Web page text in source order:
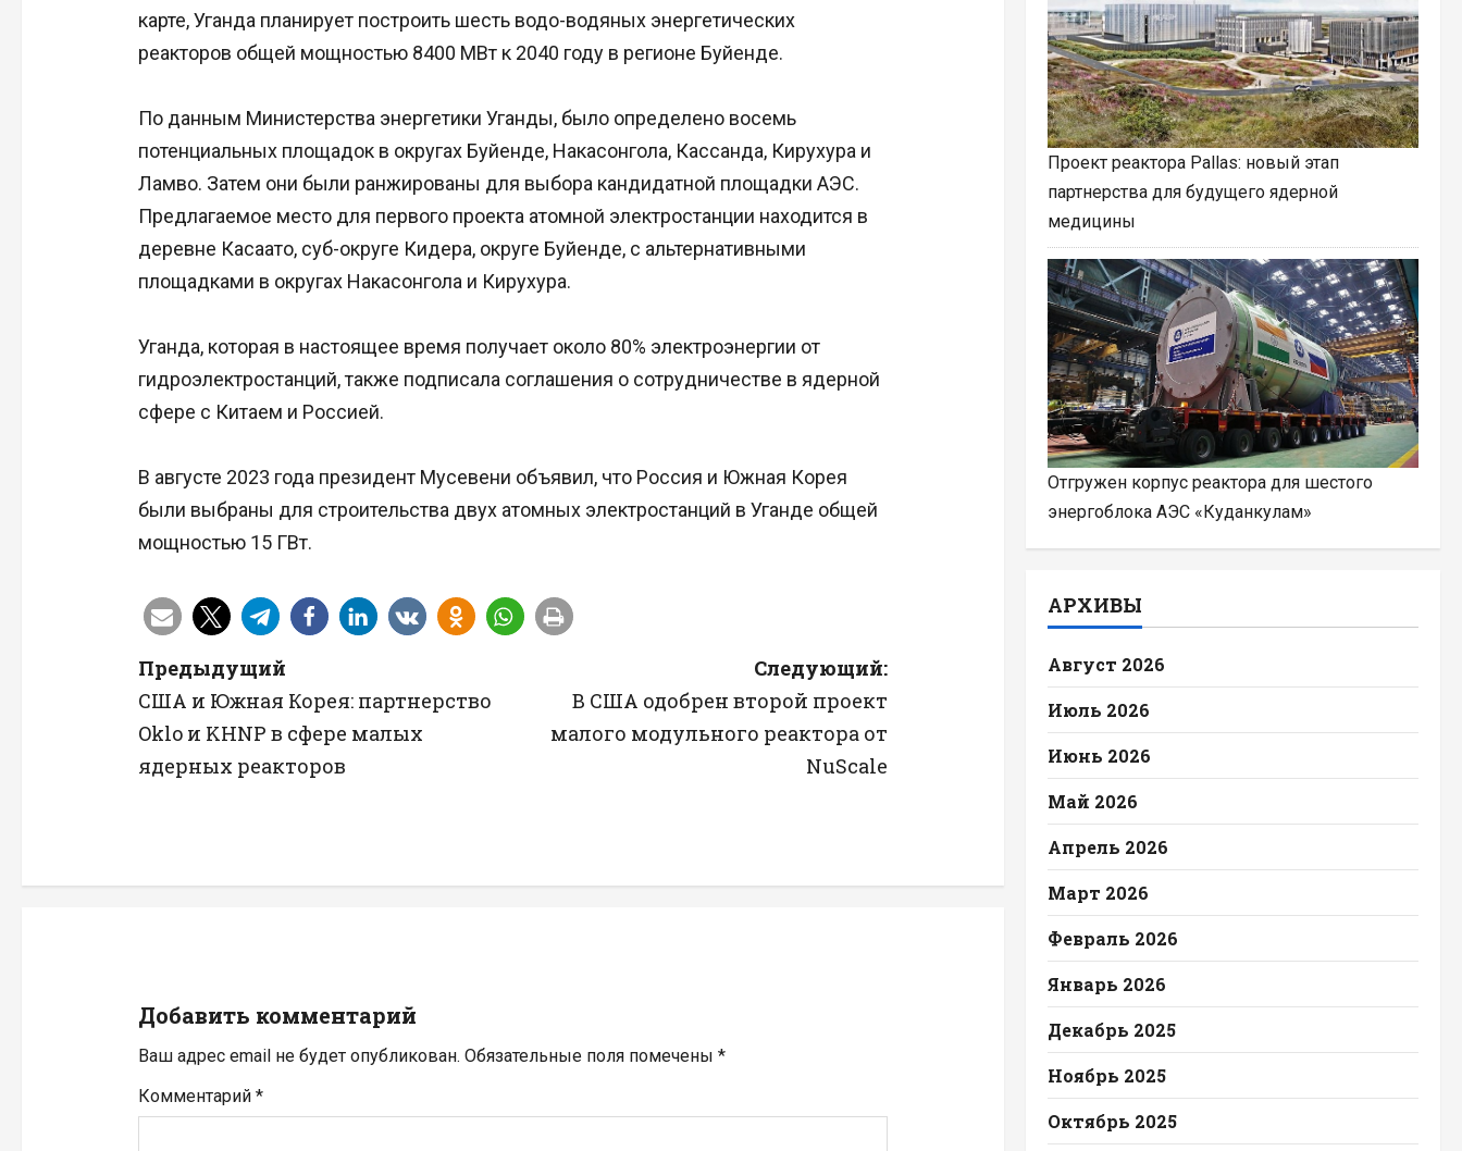
карте, Уганда планирует построить шесть водо-водяных энергетических
реакторов общей мощностью 8400 МВт к 2040 году в регионе Буйенде.
По данным Министерства энергетики Уганды, было определено восемь
потенциальных площадок в округах Буйенде, Накасонгола, Кассанда, Кирухура и
Ламво. Затем они были ранжированы для выбора кандидатной площадки АЭС.
Предлагаемое место для первого проекта атомной электростанции находится в
деревне Касаато, суб-округе Кидера, округе Буйенде, с альтернативными
площадками в округах Накасонгола и Кирухура.
Уганда, которая в настоящее время получает около 80% электроэнергии от
гидроэлектростанций, также подписала соглашения о сотрудничестве в ядерной
сфере с Китаем и Россией.
В августе 2023 года президент Мусевени объявил, что Россия и Южная Корея
были выбраны для строительства двух атомных электростанций в Уганде общей
мощностью 15 ГВт.
Н
а
в
а
я
п
о
Предыдущий
США и Южная Корея: партнерство
Oklo и KHNP в сфере малых
ядерных реакторов
Следующий:
В США одобрен второй проект
малого модульного реактора от
NuScale
Добавить комментарий
Ваш адрес email не будет опубликован. Обязательные поля помечены *
Комментарий *
Проект реактора Pallas: новый этап
партнерства для будущего ядерной
медицины
Отгружен корпус реактора для шестого
энергоблока АЭС «Куданкулам»
АРХИВЫ
Август 2026
Июль 2026
Июнь 2026
Май 2026
Апрель 2026
Март 2026
Февраль 2026
Январь 2026
Декабрь 2025
Ноябрь 2025
Октябрь 2025